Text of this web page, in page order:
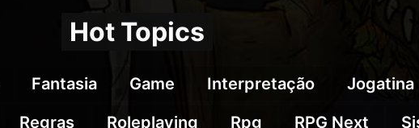
Hot Topics
Fantasia Game Interpretação Jogatina
Regras Roleplaying Rpg RPG Next